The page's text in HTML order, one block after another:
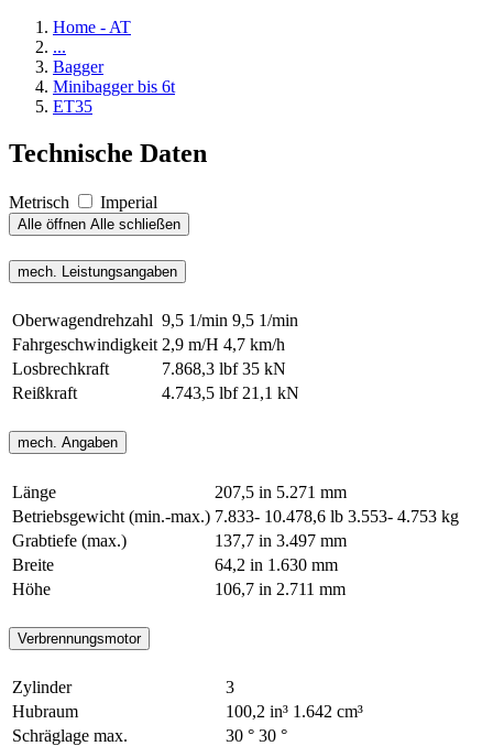
Home - AT
...
Bagger
Minibagger bis 6t
ET35
Technische Daten
Metrisch Imperial
Alle öffnen Alle schließen
mech. Leistungsangaben
Oberwagendrehzahl 9,5 1/min 9,5 1/min
Fahrgeschwindigkeit 2,9 m/H 4,7 km/h
Losbrechkraft
7.868,3 lbf 35 kN
Reißkraft
4.743,5 lbf 21,1 kN
mech. Angaben
Länge 207,5 in 5.271 mm
Betriebsgewicht (min.-max.) 7.833- 10.478,6 lb 3.553- 4.753 kg
Grabtiefe (max.)
137,7 in 3.497 mm
Breite
64,2 in 1.630 mm
Höhe
106,7 in 2.711 mm
Verbrennungsmotor
Zylinder
3
Hubraum
100,2 in³ 1.642 cm³
Schräglage max.
30 ° 30 °